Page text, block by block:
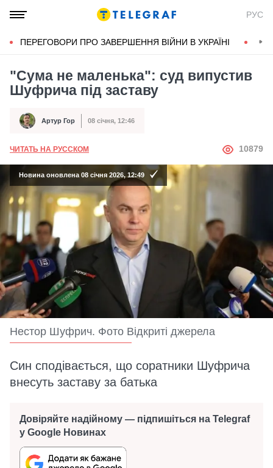
РУС
ПЕРЕГОВОРИ ПРО ЗАВЕРШЕННЯ ВІЙНИ В УКРАЇНІ
"Сума не маленька": суд випустив
Шуфрича під заставу
Автор Артур Гор
Дата публікації 08 січня, 12:46
ЧИТАТЬ НА РУССКОМ АВТОР
10879
Новина оновлена 08 січня 2026, 12:49
Нестор Шуфрич. Фото Відкриті джерела
Син сподівається, що соратники Шуфрича
внесуть заставу за батька
Довіряйте надійному — підпишіться на Telegraf
у Google Новинах